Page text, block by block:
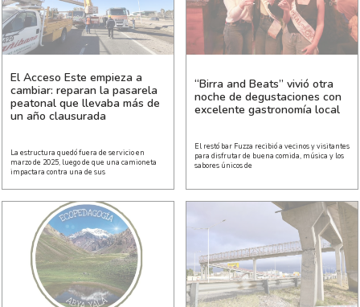
El Acceso Este empieza a
cambiar: reparan la pasarela
peatonal que llevaba más de
un año clausurada
La estructura quedó fuera de servicio en
marzo de 2025, luego de que una camioneta
impactara contra una de sus
“Birra and Beats” vivió otra
noche de degustaciones con
excelente gastronomía local
El restó bar Fuzza recibió a vecinos y visitantes
para disfrutar de buena comida, música y los
sabores únicos de